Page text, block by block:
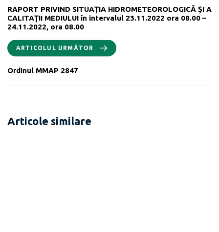
RAPORT PRIVIND SITUAŢIA HIDROMETEOROLOGICĂ ŞI A
CALITAŢII MEDIULUI în intervalul 23.11.2022 ora 08.00 –
24.11.2022, ora 08.00
ARTICOLUL URMĂTOR
Ordinul MMAP 2847
Articole similare